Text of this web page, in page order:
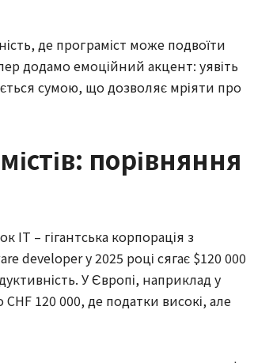
де програміст може подвоїти
додамо емоційний акцент: уявіть
сумою, що дозволяє мріяти про
порівняння
IT – гігантська корпорація з
developer у 2025 році сягає $120 000
У Європі, наприклад у
120 000, де податки високі, але